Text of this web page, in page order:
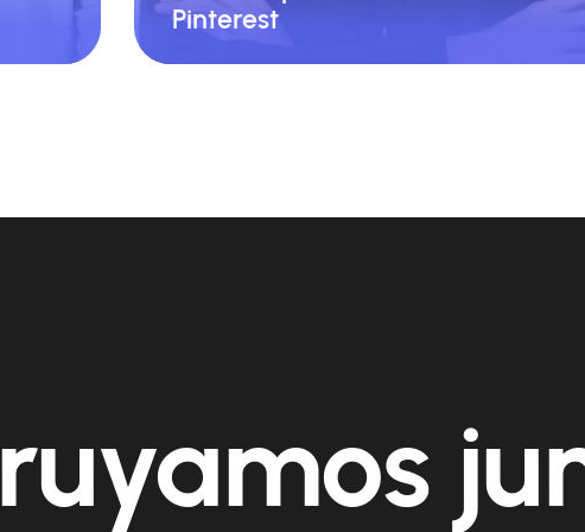
Pinterest
Head of Content & Partnerships